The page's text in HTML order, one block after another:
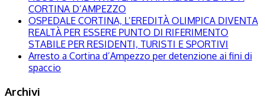
CORTINA D’AMPEZZO
OSPEDALE CORTINA, L’EREDITÀ OLIMPICA DIVENTA
REALTÀ PER ESSERE PUNTO DI RIFERIMENTO
STABILE PER RESIDENTI, TURISTI E SPORTIVI
Arresto a Cortina d’Ampezzo per detenzione ai fini di
spaccio
Archivi